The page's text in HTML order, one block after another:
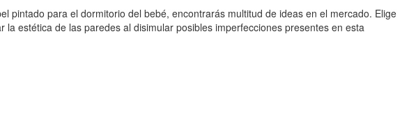
pintado para el dormitorio del bebé, encontrarás multitud de ideas en el mercado. Elige
estética de las paredes al disimular posibles imperfecciones presentes en esta